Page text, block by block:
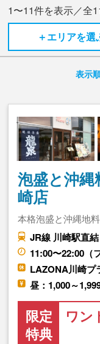
1〜11件を表示／全
＋エリアを選
表示
泡盛と沖
崎店
本格泡盛と沖縄地
JR線 川崎駅直結
11:00〜22:00（
LAZONA川崎プ
昼：1,000～
限定
特典
ワン